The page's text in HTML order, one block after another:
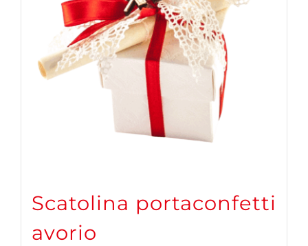
Scatolina portaconfetti
avorio